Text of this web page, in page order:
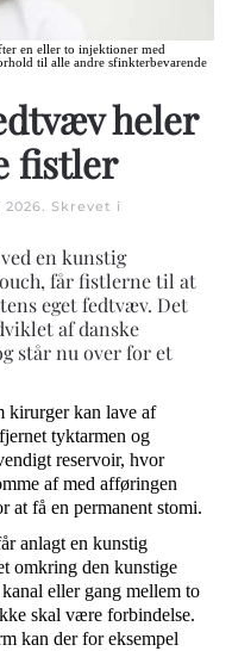
en eller to injektioner med
til alle andre sfinkterbevarende
heler
fistler
. Skrevet i
en kunstig
får fistlerne til at
eget fedtvæv. Det
af danske
står nu over for et
kirurger kan lave af
tyktarmen og
reservoir, hvor
af med afføringen
at få en permanent stomi.
anlagt en kunstig
omkring den kunstige
eller gang mellem to
skal være forbindelse.
kan der for eksempel